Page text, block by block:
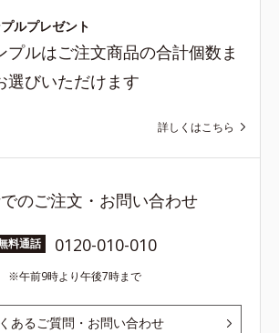
ルプレゼント
プルはご注文商品の合計個数ま
選びいただけます
詳しくはこちら
のご注文・お問い合わせ
料通話 0120-010-010
午前9時より午後7時まで
あるご質問・お問い合わせ